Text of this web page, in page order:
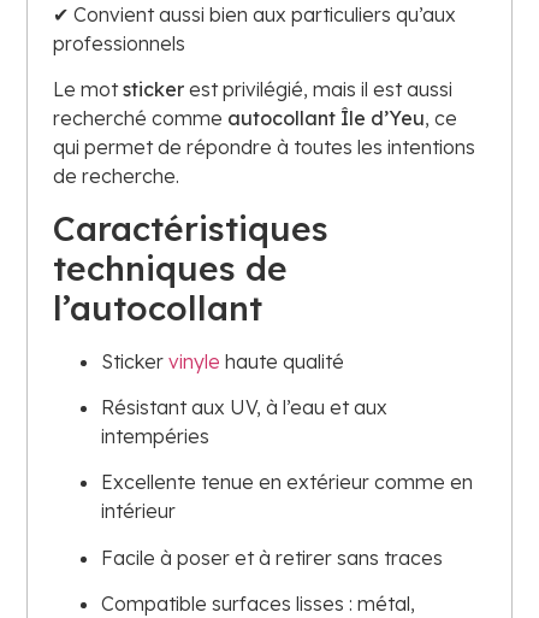
✔ Convient aussi bien aux particuliers qu’aux
professionnels
Le motstickerest privilégié, mais il est aussi
recherché comme autocollant Île d’Yeu, ce
qui permet de répondre à toutes les intentions
de recherche.
Caractéristiques
techniques de
l’autocollant
Sticker vinyle haute qualité
Résistant aux UV, à l’eau et aux
intempéries
Excellente tenue en extérieur comme en
intérieur
Facile à poser et à retirer sans traces
Compatible surfaces lisses : métal,